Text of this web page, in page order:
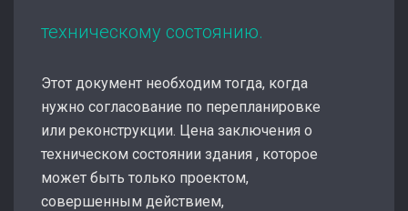
техническому состоянию.
Этот документ необходим тогда, когда
нужно согласование по перепланировке
или реконструкции. Цена заключения о
техническом состоянии здания , которое
может быть только проектом,
совершенным действием,